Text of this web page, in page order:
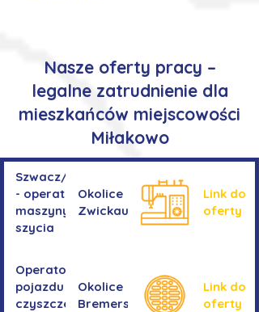
Nasze oferty pracy –
legalne zatrudnienie dla
mieszkańców miejscowości
Miłakowo
Szwacz/Szwaczka
- operator
maszyny do
szycia
Okolice
Zwickau
Link do
oferty
Operator/operatorka
pojazdu do
czyszczenia
Okolice
Bremershaven
Link do
oferty